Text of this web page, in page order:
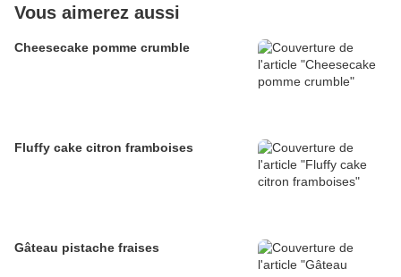
Vous aimerez aussi
Cheesecake pomme crumble
Fluffy cake citron framboises
Gâteau pistache fraises